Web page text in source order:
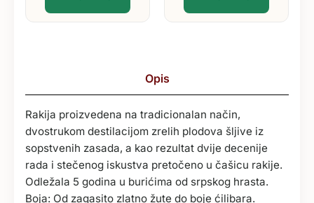
Opis
Rakija proizvedena na tradicionalan način,
dvostrukom destilacijom zrelih plodova šljive iz
sopstvenih zasada, a kao rezultat dvije decenije
rada i stečenog iskustva pretočeno u čašicu rakije.
Odležala 5 godina u burićima od srpskog hrasta.
Boja: Od zagasito zlatno žute do boje ćilibara.